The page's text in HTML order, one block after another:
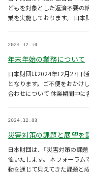
どもを対象とした返済不要の
業を実施しております。 日
年末年始の業務について
2024.12.10
日本財団は2024年12月27日（
となります。ご不便をおかけ
合わせについて 休業期間中に
災害対策の課題と展望を
2024.12.03
日本財団は、「災害対策の課
催いたします。 本フォーラ
動を通じて見えてきた課題と